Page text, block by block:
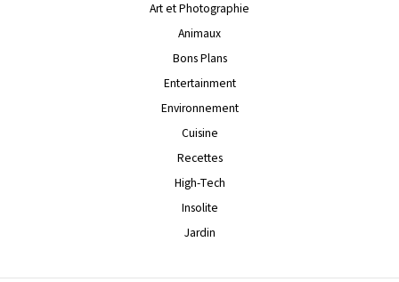
Art et Photographie
Animaux
Bons Plans
Entertainment
Environnement
Cuisine
Recettes
High-Tech
Insolite
Jardin